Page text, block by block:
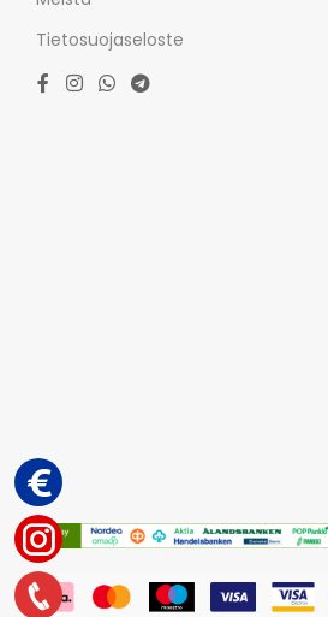
Tietosuojaseloste